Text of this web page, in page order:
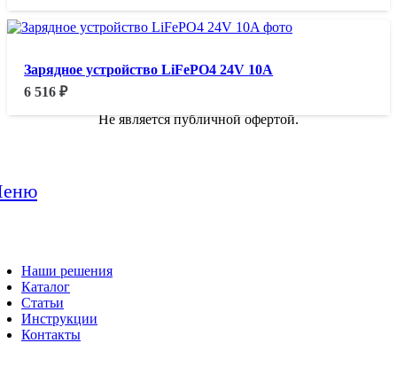
Зарядное устройство LiFePO4 24V 10A
6 516₽
Не является публичной офертой.
Наши решения
Каталог
Статьи
Инструкции
Контакты